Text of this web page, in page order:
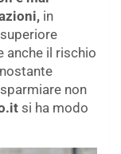
in
anche il rischio
non
si ha modo